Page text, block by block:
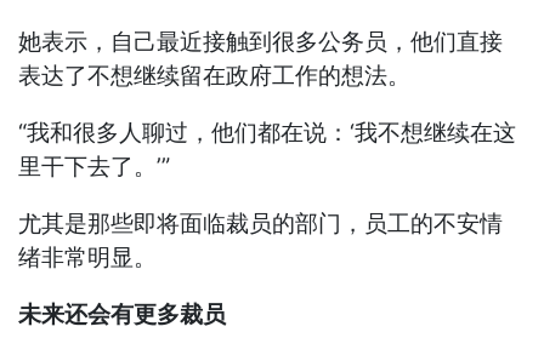
她表示，自己最近接触到很多公务员，他们直接
表达了不想继续留在政府工作的想法。
“我和很多人聊过，他们都在说：‘我不想继续在这
里干下去了。’”
尤其是那些即将面临裁员的部门，员工的不安情
绪非常明显。
未来还会有更多裁员